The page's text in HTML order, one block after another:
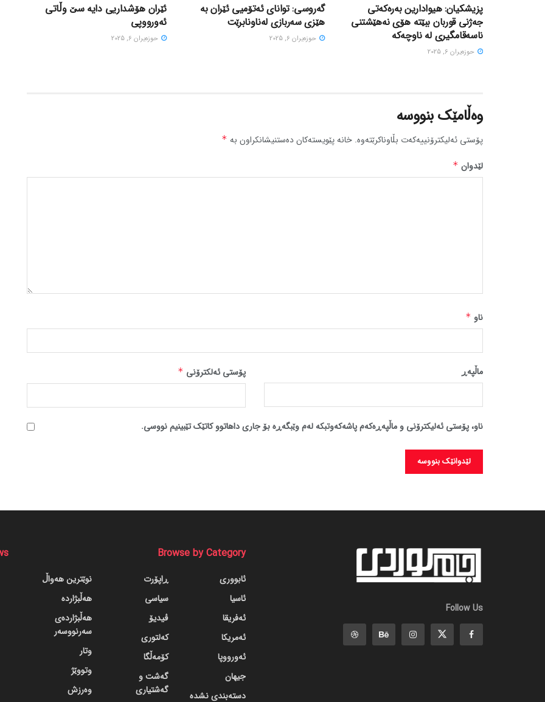
پزیشکیان: هیوادارین بەرەکەتی
جەژنی قوربان ببێتە هۆی نەهێشتنی
ناسەقامگیری لە ناوچەکە
حوزه‌یران 6, 2025
گەروسی: توانای ئەتۆمیی ئێران بە
هێزی سەربازی لەناونابرێت
حوزه‌یران 6, 2025
ئێران هۆشداریی دایە سێ وڵاتی
ئەورووپی
حوزه‌یران 6, 2025
وەڵامێک بنووسە
پۆستی ئەلیکترۆنییەکەت بڵاوناکرێتەوە. خانە پێویستەکان دەستنیشانکراون بە *
لێدوان *
ناو *
پۆستی ئەلکترۆنی * ماڵپه‌ڕ
ناو، پۆستی ئەلیکترۆنی و ماڵپەڕەکەم پاشەکەوتبکە لەم وێبگەڕە بۆ جاری داهاتوو کاتێک تێبینیم نووسی.
Follow Us
Browse by Category
ئابووری
ئاسیا
ئەفریقا
ئەمریکا
ئەورووپا
جیهان
دسته‌بندی نشده
ڕاپۆرت
سیاسی
ڤیدیۆ
کەلتوری
کۆمەڵگا
گه‌شت و
گه‌شتیاری
نوێترین هەواڵ
هەڵبژاردە
هەڵبژاردەی
سەرنووسەر
وتار
وتووێژ
وەرزش